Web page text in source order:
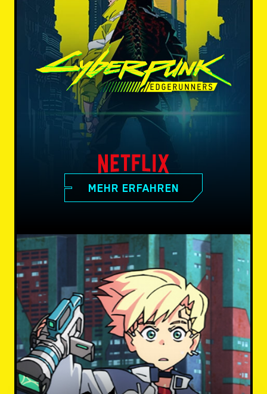
MEHR ERFAHREN